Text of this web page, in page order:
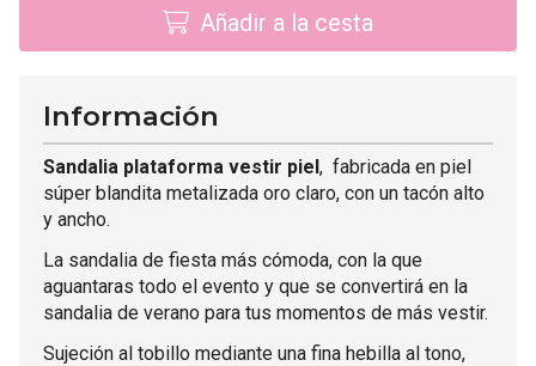
Añadir a la cesta
Información
Sandalia plataforma vestir piel, fabricada en piel
súper blandita metalizada oro claro, con un tacón alto
y ancho.
La sandalia de fiesta más cómoda, con la que
aguantaras todo el evento y que se convertirá en la
sandalia de verano para tus momentos de más vestir.
Sujeción al tobillo mediante una fina hebilla al tono,